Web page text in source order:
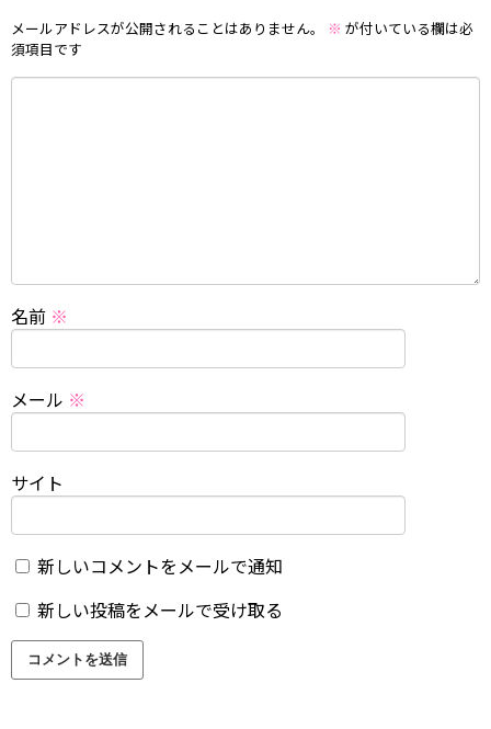
メールアドレスが公開されることはありません。 ※ が付いている欄は必
須項目です
名前 ※
メール ※
サイト
新しいコメントをメールで通知
新しい投稿をメールで受け取る